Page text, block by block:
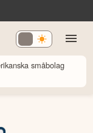
småbolag